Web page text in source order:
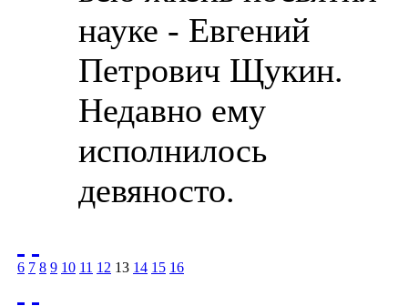
науке - Евгений
Петрович Щукин.
Недавно ему
исполнилось
девяносто.
6 7 8 9 10 11 12 13 14 15 16